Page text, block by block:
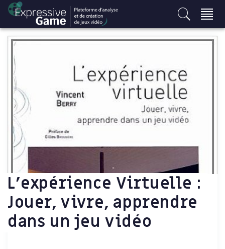
i
L’expérience Virtuelle :
Jouer, vivre, apprendre
dans un jeu vidéo